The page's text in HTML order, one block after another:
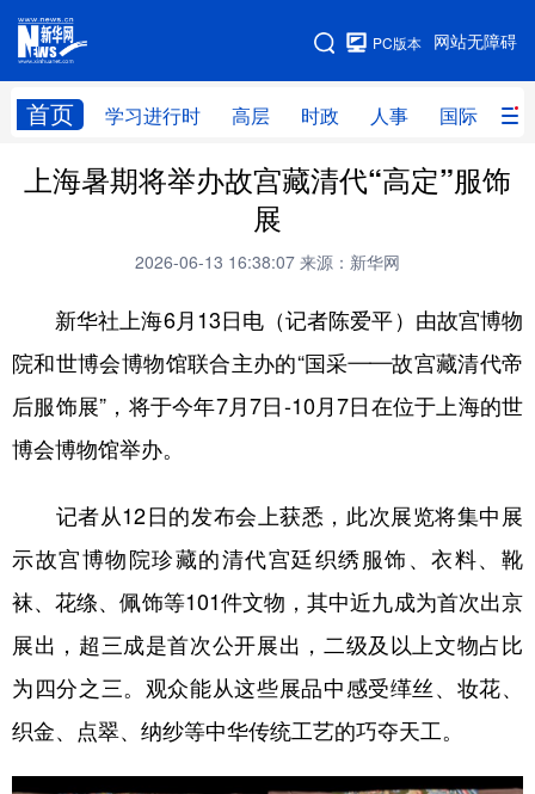
网站无障碍
PC版本
首页 学习进行时 高层 时政 人事 国际 财
网站地图
学习进行时 高层 时政 人事
科技 科创 量子 体育
文化 书画 健康
食品 人居 信息化 数字经济
彩票 娱乐 时尚 悦读
公益 一带一路 亚太网
文化产业
上海暑期将举办故宫藏清代“高定”服饰
展
2026-06-13 16:38:07 来源：新华网
新华社上海6月13日电（记者陈爱平）由故宫博物
院和世博会博物馆联合主办的“国采——故宫藏清代帝
后服饰展”，将于今年7月7日-10月7日在位于上海的世
博会博物馆举办。
记者从12日的发布会上获悉，此次展览将集中展
示故宫博物院珍藏的清代宫廷织绣服饰、衣料、靴
袜、花绦、佩饰等101件文物，其中近九成为首次出京
展出，超三成是首次公开展出，二级及以上文物占比
为四分之三。观众能从这些展品中感受缂丝、妆花、
织金、点翠、纳纱等中华传统工艺的巧夺天工。